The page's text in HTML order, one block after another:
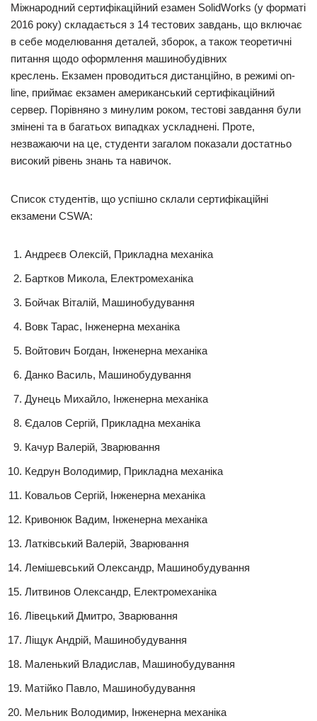
Міжнародний сертифікаційний езамен SolidWorks (у форматі
2016 року) складається з 14 тестових завдань, що включає
в себе моделювання деталей, зборок, а також теоретичні
питання щодо оформлення машинобудівних
креслень. Екзамен проводиться дистанційно, в режимі on-
line, приймає екзамен американський сертифікаційний
сервер. Порівняно з минулим роком, тестові завдання були
змінені та в багатьох випадках ускладнені. Проте,
незважаючи на це, студенти загалом показали достатньо
високий рівень знань та навичок.
Список студентів, що успішно склали сертифікаційні
екзамени CSWA:
Андреєв Олексій, Прикладна механіка
Бартков Микола, Електромеханіка
Бойчак Віталій, Машинобудування
Вовк Тарас, Інженерна механіка
Войтович Богдан, Інженерна механіка
Данко Василь, Машинобудування
Дунець Михайло, Інженерна механіка
Єдалов Сергій, Прикладна механіка
Качур Валерій, Зварювання
Кедрун Володимир, Прикладна механіка
Ковальов Сергій, Інженерна механіка
Кривонюк Вадим, Інженерна механіка
Латківський Валерій, Зварювання
Лемішевський Олександр, Машинобудування
Литвинов Олександр, Електромеханіка
Лівецький Дмитро, Зварювання
Ліщук Андрій, Машинобудування
Маленький Владислав, Машинобудування
Матійко Павло, Машинобудування
Мельник Володимир, Інженерна механіка